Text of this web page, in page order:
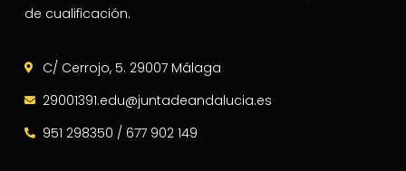
de cualificación.
C/ Cerrojo, 5. 29007 Málaga
29001391.edu@juntadeandalucia.es
951 298350 / 677 902 149